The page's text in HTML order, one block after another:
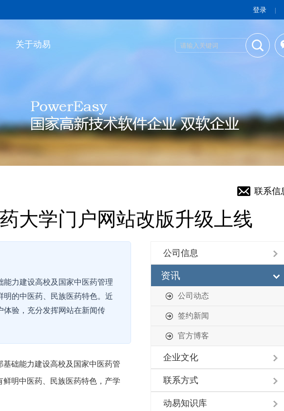
登录
关于动易
联系信
大学门户网站改版升级上线
公司信息
资讯
公司动态
签约新闻
官方博客
企业文化
联系方式
动易知识库
能力建设高校及国家中医药管理
的中医药、民族医药特色。近
体验，充分发挥网站在新闻传
基础能力建设高校及国家中医药管
明中医药、民族医药特色，产学